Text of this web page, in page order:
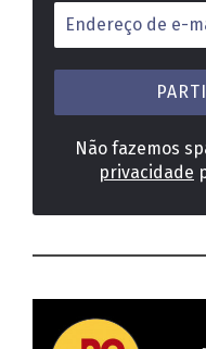
Endereço
de
e-
mail
Não fazemos
privacidade